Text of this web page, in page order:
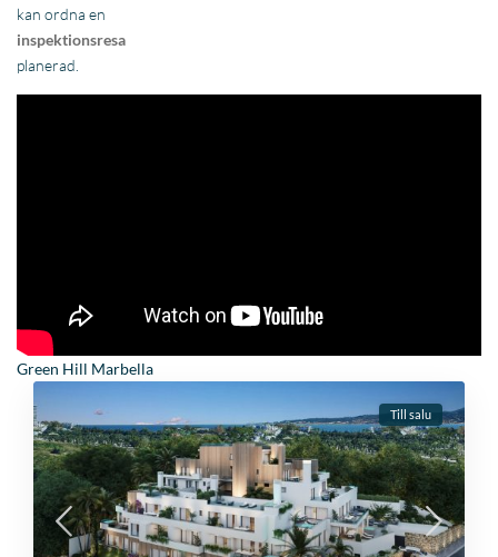
kan ordna en
inspektionsresa
planerad.
Green Hill Marbella
Till salu